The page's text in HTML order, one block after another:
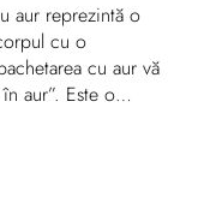
aur reprezintă o
cu o
cu aur vă
aur”. Este o
stimulează
un efect
la